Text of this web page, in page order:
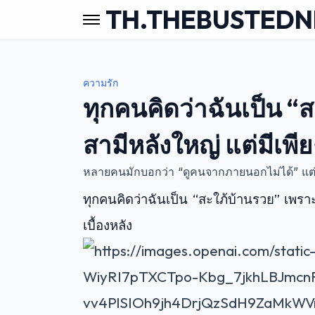
ความรัก
ทุกคนคิดว่าฉันเป็น “
สามีหลังใหญ่ แต่มีเพี
หลายคนมักบอกว่า “ดูคนจากภายนอกไม่ได้” แ
ทุกคนคิดว่าฉันเป็น “สะใภ้บ้านรวย” เพร
เบื้องหลัง